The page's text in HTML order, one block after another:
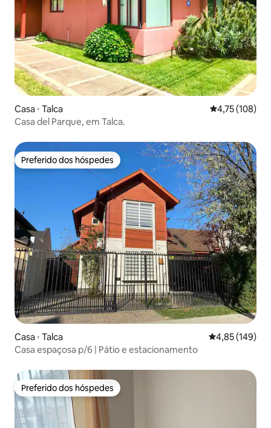
Casa ⋅ Talca 4,75 de uma
4,75 (108)
Casa del Parque, em Talca.
Preferido dos hóspedes
Preferido dos hóspedes
Casa ⋅ Talca 4,85 de uma
4,85 (149)
Casa espaçosa p/6 | Pátio e estacionamento
Preferido dos hóspedes
Preferido dos hóspedes